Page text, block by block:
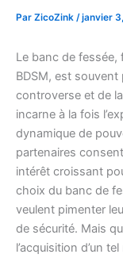
Par ZicoZink /janvier
Le banc de fessée,
BDSM, est souvent
controverse et de
incarne à la fois
dynamique de
partenaires
intérêt croissant
choix du banc de
veulent pimenter
de sécurité. Mais
l’acquisition d’un